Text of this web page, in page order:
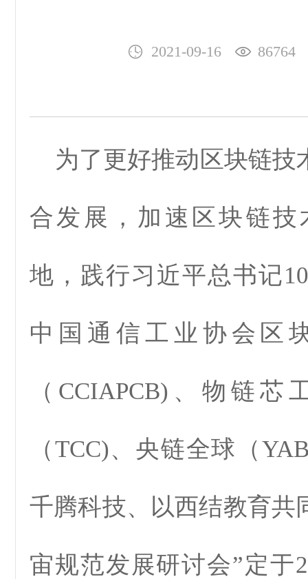
2021-09-16 86764
为了更好推动区块链技
合发展，加速区块链技
地，践行习近平总书记
中国通信工业协会区
（CCIAPCB)、物链
（TCC)、央链全球（
千腾科技、以西结教育共
宙规范发展研讨会”定于